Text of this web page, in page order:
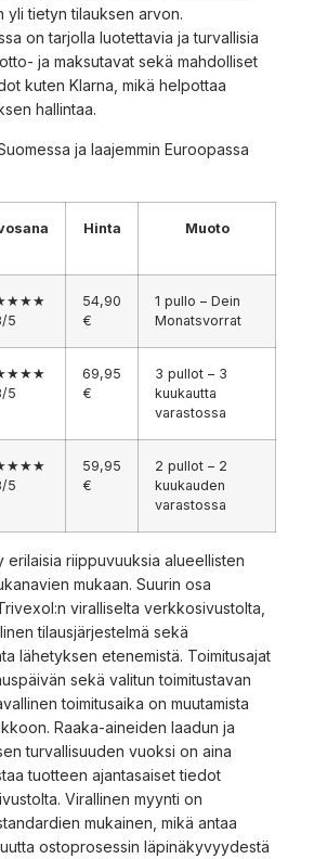
yli tietyn tilauksen arvon.
on tarjolla luotettavia ja turvallisia
ja maksutavat sekä mahdolliset
kuten Klarna, mikä helpottaa
hallintaa.
ja laajemmin Euroopassa
Hinta Muoto
5
54,90
€
1 pullo – Dein
Monatsvorrat
5
69,95
€
3 pullot – 3
kuukautta
varastossa
5
59,95
€
2 pullot – 2
kuukauden
varastossa
erilaisia riippuvuuksia alueellisten
mukaan. Suurin osa
viralliselta verkkosivustolta,
tilausjärjestelmä sekä
lähetyksen etenemistä. Toimitusajat
sekä valitun toimitustavan
toimitusaika on muutamista
Raaka-aineiden laadun ja
turvallisuuden vuoksi on aina
tuotteen ajantasaiset tiedot
Virallinen myynti on
mukainen, mikä antaa
ostoprosessin läpinäkyvyydestä